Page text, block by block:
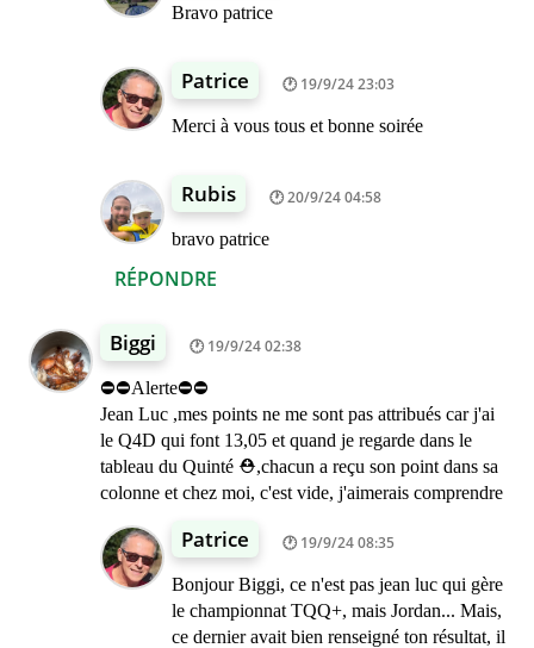
RÉPONDRE
Bravo patrice
Patrice 19/9/24 23:03
Merci à vous tous et bonne soirée
Rubis 20/9/24 04:58
bravo patrice
Biggi 19/9/24 02:38
⛔⛔Alerte⛔⛔
Jean Luc ,mes points ne me sont pas attribués car j'ai
le Q4D qui font 13,05 et quand je regarde dans le
tableau du Quinté ⛑️,chacun a reçu son point dans sa
colonne et chez moi, c'est vide, j'aimerais comprendre
Patrice 19/9/24 08:35
Bonjour Biggi, ce n'est pas jean luc qui gère
le championnat TQQ+, mais Jordan... Mais,
ce dernier avait bien renseigné ton résultat, il